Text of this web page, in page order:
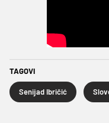
TAGOVI
Senijad Ibričić